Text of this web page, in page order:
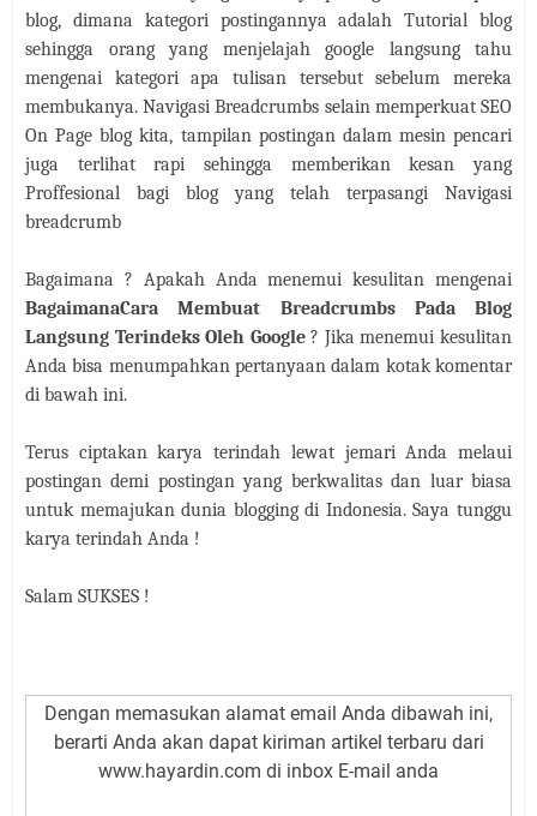
blog, dimana kategori postingannya adalah Tutorial blog
sehingga orang yang menjelajah google langsung tahu
mengenai kategori apa tulisan tersebut sebelum mereka
membukanya. Navigasi Breadcrumbs selain memperkuat SEO
On Page blog kita, tampilan postingan dalam mesin pencari
juga terlihat rapi sehingga memberikan kesan yang
Proffesional bagi blog yang telah terpasangi Navigasi
breadcrumb
Bagaimana ? Apakah Anda menemui kesulitan mengenai
BagaimanaCara Membuat Breadcrumbs Pada Blog
Langsung Terindeks Oleh Google? Jika menemui kesulitan
Anda bisa menumpahkan pertanyaan dalam kotak komentar
di bawah ini.
Terus ciptakan karya terindah lewat jemari Anda melaui
postingan demi postingan yang berkwalitas dan luar biasa
untuk memajukan dunia blogging di Indonesia. Saya tunggu
karya terindah Anda !
Salam SUKSES !
Dengan memasukan alamat email Anda dibawah ini,
berarti Anda akan dapat kiriman artikel terbaru dari
www.hayardin.com di inbox E-mail anda